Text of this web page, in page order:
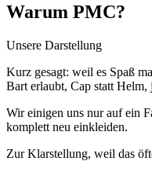
Warum PMC?
Unsere Darstellung
Kurz gesagt: weil es Spaß
Bart erlaubt, Cap statt Helm,
Wir einigen uns nur auf ein
komplett neu einkleiden.
Zur Klarstellung, weil das